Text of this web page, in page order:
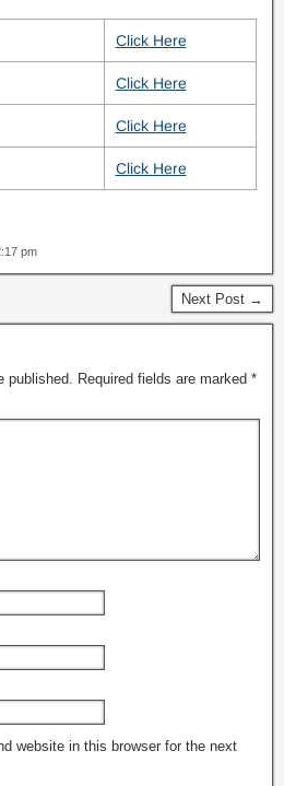
Click Here
Click Here
Click Here
Click Here
pm
Next Post →
published. Required fields are marked *
website in this browser for the next